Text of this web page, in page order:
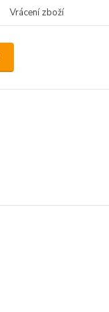
Vrácení zboží